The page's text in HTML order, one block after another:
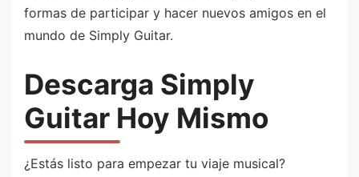
formas de participar y hacer nuevos amigos en el
mundo de Simply Guitar.
Descarga Simply
Guitar Hoy Mismo
¿Estás listo para empezar tu viaje musical?